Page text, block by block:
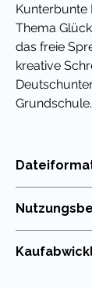
Kunterbunte
Thema
das freie
kreative
Grundschule.
einfacher
deshalb
ist nur für die